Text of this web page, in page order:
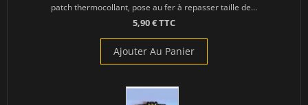
patch thermocollant, pose au fer à repasser taille de...
5,90 € TTC
Ajouter Au Panier